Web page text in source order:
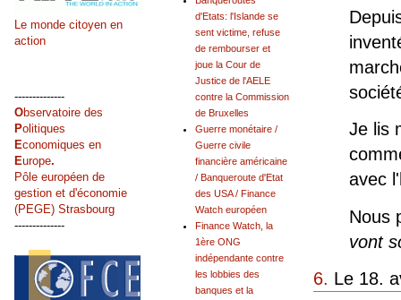
Je lis
avec
Nous
vont
6. Le 18.
d'Etats: l'Islande se
sent victime, refuse
de rembourser et
joue la Cour de
Justice de l'AELE
contre la Commission
de Bruxelles
Guerre monétaire /
Guerre civile
financière américaine
/ Banqueroute d'Etat
des USA / Finance
Watch européen
Finance Watch, la
1ère ONG
indépendante contre
les lobbies des
banques et la
Le monde citoyen en
action
--------------
Observatoire des
Politiques
Economiques en
Europe.
Pôle européen de
gestion et d'économie
(PEGE) Strasbourg
--------------